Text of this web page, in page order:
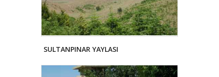
SULTANPINAR YAYLASI